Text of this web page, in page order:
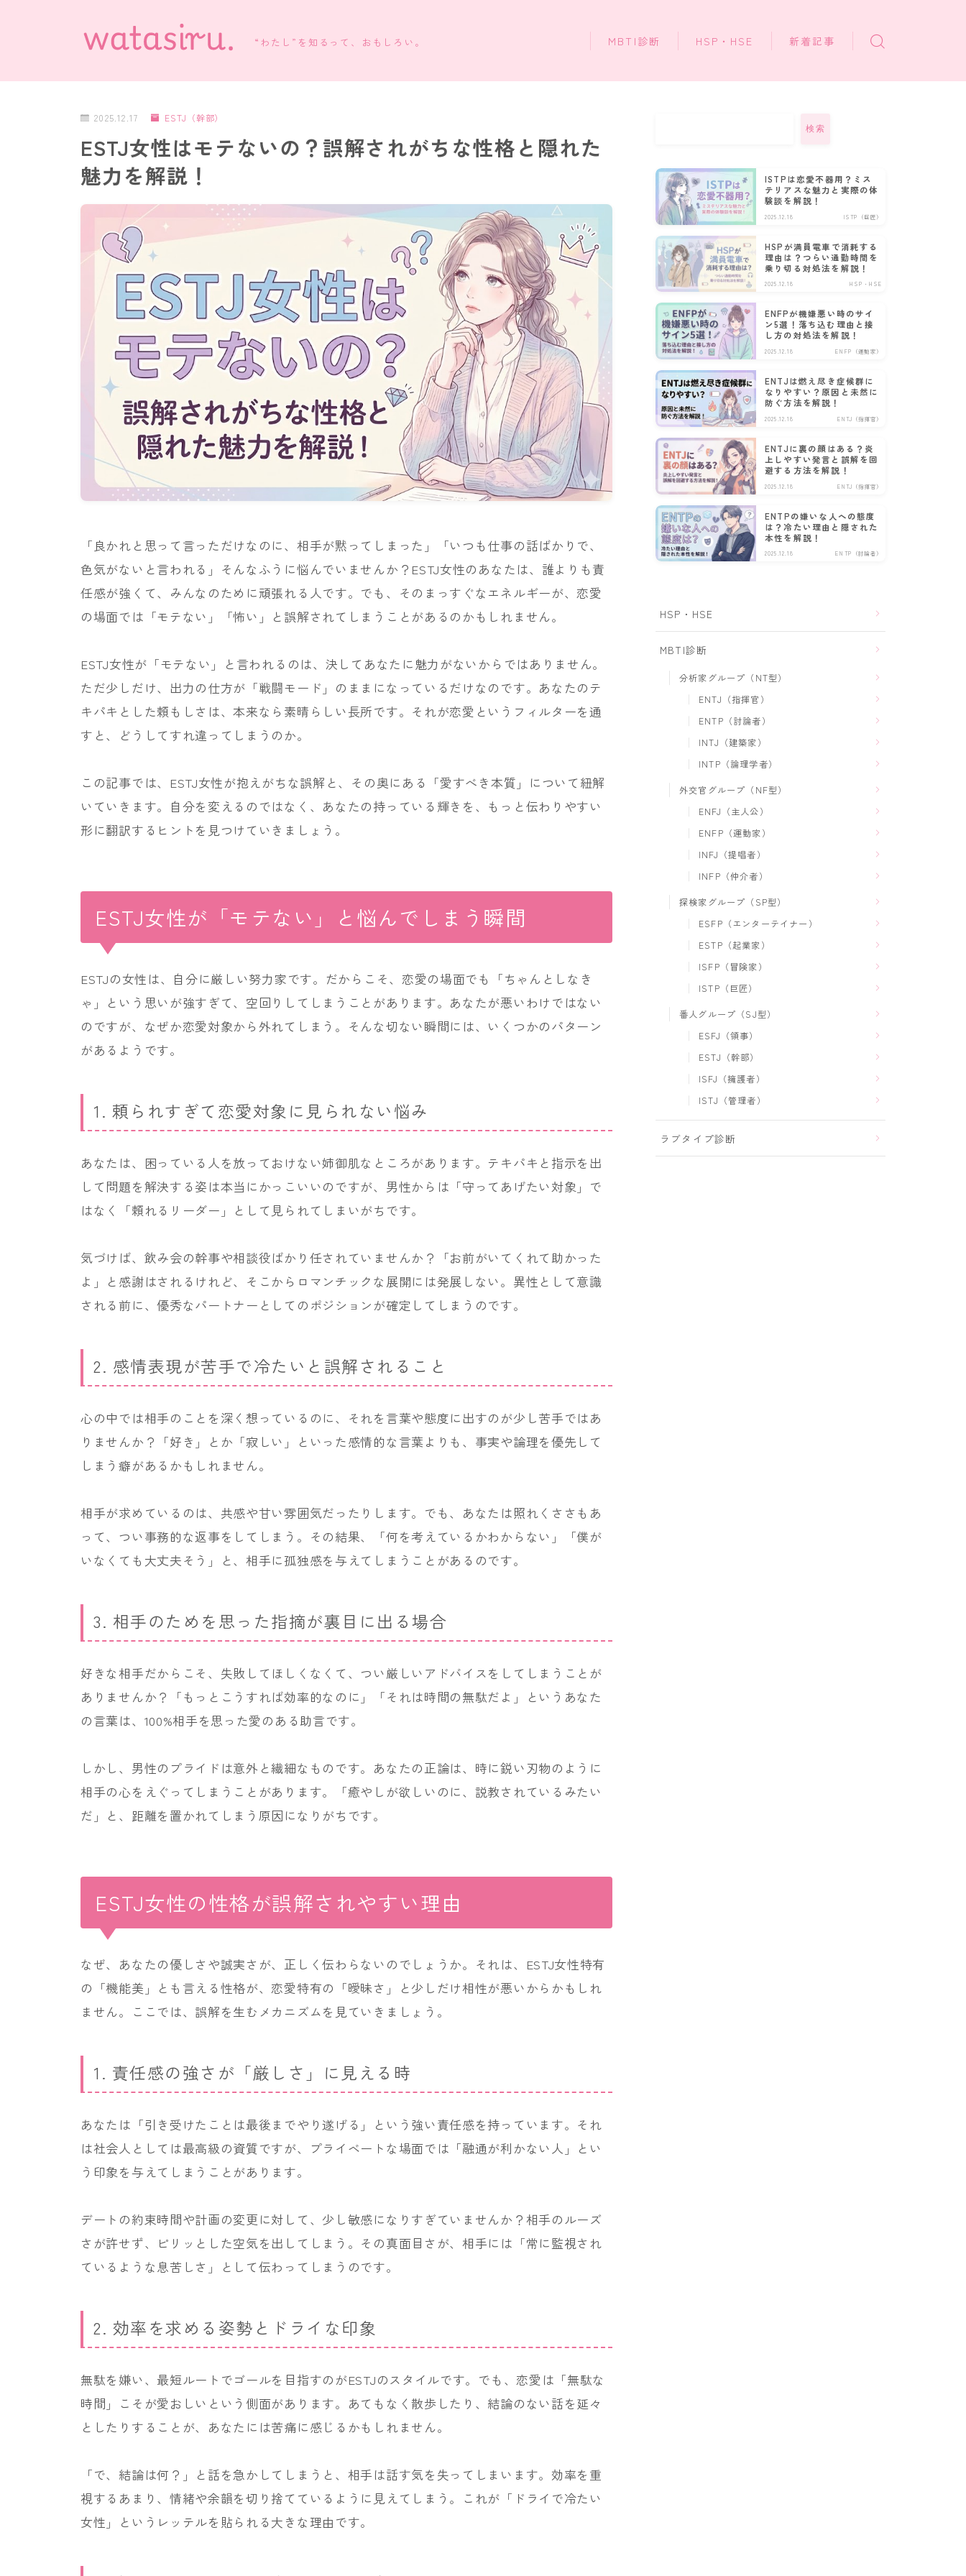
“わたし”を知るって、おもしろい。 MBTI診断 HSP・HSE 新着記事
2025.12.17 ESTJ（幹部）
ESTJ女性はモテないの？誤解されがちな性格と隠れた
魅力を解説！
「良かれと思って言っただけなのに、相手が黙ってしまった」「いつも仕事の話ばかりで、
色気がないと言われる」そんなふうに悩んでいませんか？ESTJ女性のあなたは、誰よりも責
任感が強くて、みんなのために頑張れる人です。でも、そのまっすぐなエネルギーが、恋愛
の場面では「モテない」「怖い」と誤解されてしまうことがあるのかもしれません。
ESTJ女性が「モテない」と言われるのは、決してあなたに魅力がないからではありません。
ただ少しだけ、出力の仕方が「戦闘モード」のままになっているだけなのです。あなたのテ
キパキとした頼もしさは、本来なら素晴らしい長所です。それが恋愛というフィルターを通
すと、どうしてすれ違ってしまうのか。
この記事では、ESTJ女性が抱えがちな誤解と、その奥にある「愛すべき本質」について紐解
いていきます。自分を変えるのではなく、あなたの持っている輝きを、もっと伝わりやすい
形に翻訳するヒントを見つけていきましょう。
ESTJ女性が「モテない」と悩んでしまう瞬間
ESTJの女性は、自分に厳しい努力家です。だからこそ、恋愛の場面でも「ちゃんとしなき
ゃ」という思いが強すぎて、空回りしてしまうことがあります。あなたが悪いわけではない
のですが、なぜか恋愛対象から外れてしまう。そんな切ない瞬間には、いくつかのパターン
があるようです。
1. 頼られすぎて恋愛対象に見られない悩み
あなたは、困っている人を放っておけない姉御肌なところがあります。テキパキと指示を出
して問題を解決する姿は本当にかっこいいのですが、男性からは「守ってあげたい対象」で
はなく「頼れるリーダー」として見られてしまいがちです。
気づけば、飲み会の幹事や相談役ばかり任されていませんか？「お前がいてくれて助かった
よ」と感謝はされるけれど、そこからロマンチックな展開には発展しない。異性として意識
される前に、優秀なパートナーとしてのポジションが確定してしまうのです。
2. 感情表現が苦手で冷たいと誤解されること
心の中では相手のことを深く想っているのに、それを言葉や態度に出すのが少し苦手ではあ
りませんか？「好き」とか「寂しい」といった感情的な言葉よりも、事実や論理を優先して
しまう癖があるかもしれません。
相手が求めているのは、共感や甘い雰囲気だったりします。でも、あなたは照れくささもあ
って、つい事務的な返事をしてしまう。その結果、「何を考えているかわからない」「僕が
いなくても大丈夫そう」と、相手に孤独感を与えてしまうことがあるのです。
3. 相手のためを思った指摘が裏目に出る場合
好きな相手だからこそ、失敗してほしくなくて、つい厳しいアドバイスをしてしまうことが
ありませんか？「もっとこうすれば効率的なのに」「それは時間の無駄だよ」というあなた
の言葉は、100%相手を思った愛のある助言です。
しかし、男性のプライドは意外と繊細なものです。あなたの正論は、時に鋭い刃物のように
相手の心をえぐってしまうことがあります。「癒やしが欲しいのに、説教されているみたい
だ」と、距離を置かれてしまう原因になりがちです。
ESTJ女性の性格が誤解されやすい理由
なぜ、あなたの優しさや誠実さが、正しく伝わらないのでしょうか。それは、ESTJ女性特有
の「機能美」とも言える性格が、恋愛特有の「曖昧さ」と少しだけ相性が悪いからかもしれ
ません。ここでは、誤解を生むメカニズムを見ていきましょう。
1. 責任感の強さが「厳しさ」に見える時
あなたは「引き受けたことは最後までやり遂げる」という強い責任感を持っています。それ
は社会人としては最高級の資質ですが、プライベートな場面では「融通が利かない人」とい
う印象を与えてしまうことがあります。
デートの約束時間や計画の変更に対して、少し敏感になりすぎていませんか？相手のルーズ
さが許せず、ピリッとした空気を出してしまう。その真面目さが、相手には「常に監視され
ているような息苦しさ」として伝わってしまうのです。
2. 効率を求める姿勢とドライな印象
無駄を嫌い、最短ルートでゴールを目指すのがESTJのスタイルです。でも、恋愛は「無駄な
時間」こそが愛おしいという側面があります。あてもなく散歩したり、結論のない話を延々
としたりすることが、あなたには苦痛に感じるかもしれません。
「で、結論は何？」と話を急かしてしまうと、相手は話す気を失ってしまいます。効率を重
視するあまり、情緒や余韻を切り捨てているように見えてしまう。これが「ドライで冷たい
女性」というレッテルを貼られる大きな理由です。
検索
ISTPは恋愛不器用？ミス
テリアスな魅力と実際の体
験談を解説！
2025.12.18 ISTP（巨匠）
HSPが満員電車で消耗する
理由は？つらい通勤時間を
乗り切る対処法を解説！
2025.12.18 HSP・HSE
ENFPが機嫌悪い時のサイ
ン5選！落ち込む理由と接
し方の対処法を解説！
2025.12.18 ENFP（運動家）
ENTJは燃え尽き症候群に
なりやすい？原因と未然に
防ぐ方法を解説！
2025.12.18 ENTJ（指揮官）
ENTJに裏の顔はある？炎
上しやすい発言と誤解を回
避する方法を解説！
2025.12.18 ENTJ（指揮官）
ENTPの嫌いな人への態度
は？冷たい理由と隠された
本性を解説！
2025.12.18 ENTP（討論者）
HSP・HSE
MBTI診断
分析家グループ（NT型）
ENTJ（指揮官）
ENTP（討論者）
INTJ（建築家）
INTP（論理学者）
外交官グループ（NF型）
ENFJ（主人公）
ENFP（運動家）
INFJ（提唱者）
INFP（仲介者）
探検家グループ（SP型）
ESFP（エンターテイナー）
ESTP（起業家）
ISFP（冒険家）
ISTP（巨匠）
番人グループ（SJ型）
ESFJ（領事）
ESTJ（幹部）
ISFJ（擁護者）
ISTJ（管理者）
ラブタイプ診断